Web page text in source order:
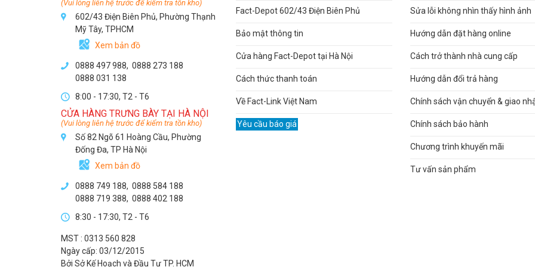
(Vui lòng liên hệ trước để kiểm tra tồn kho)
602/43 Điện Biên Phủ, Phường Thạnh
Mỹ Tây, TPHCM
Xem bản đồ
0888 497 988, 0888 273 188
0888 031 138
8:00 - 17:30, T2 - T6
CỬA HÀNG TRƯNG BÀY TẠI HÀ NỘI
(Vui lòng liên hệ trước để kiểm tra tồn kho)
Số 82 Ngõ 61 Hoàng Cầu, Phường
Đống Đa, TP Hà Nội
Xem bản đồ
0888 749 188, 0888 584 188
0888 719 388, 0888 402 188
8:30 - 17:30, T2 - T6
MST : 0313 560 828
Ngày cấp: 03/12/2015
Bởi Sở Kế Hoạch và Đầu Tư TP. HCM
Fact-Depot 602/43 Điện Biên Phủ
Bảo mật thông tin
Cửa hàng Fact-Depot tại Hà Nội
Cách thức thanh toán
Về Fact-Link Việt Nam
Yêu cầu báo giá
Sửa lỗi không nhìn thấy hình ảnh
Hướng dẫn đặt hàng online
Cách trở thành nhà cung cấp
Hướng dẫn đổi trả hàng
Chính sách vận chuyển & giao
Chính sách bảo hành
Chương trình khuyến mãi
Tư vấn sản phẩm